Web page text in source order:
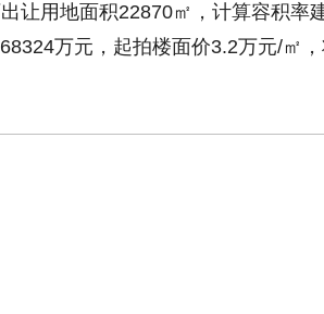
让用地面积22870㎡，计算容积率
万元，起拍楼面价3.2万元/㎡